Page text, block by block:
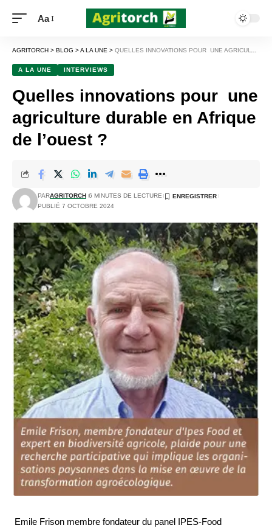
Aa
AGRITORCH > BLOG >A LA UNE > QUELLES INNOVATIONS POUR UNE AGRICULTURE DURABLE EN AFRIQUE DE L’OUEST ?
A LA UNE INTERVIEWS
Quelles innovations pour une
agriculture durable en Afrique
de l’ouest ?
PARAGRITORCH 6 MINUTES DE LECTURE
PUBLIÉ 7 OCTOBRE 2024
Emile Frison membre fondateur du panel IPES-Food